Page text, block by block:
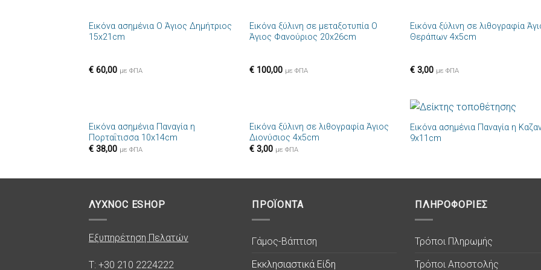
Πρόσθήκη
Εικόνα ασημένια Ο Άγιος Δημήτριος
15x21cm
€60,00 με ΦΠΑ
Πρόσθήκη
στην λίστα
Εικόνα ξύλινη σε μεταξοτυπία Ο
Άγιος Φανούριος 20x26cm
€ 100,00 με ΦΠΑ
Εικόνα ξύλινη σε λιθογραφία
Θεράπων 4x5cm
€ 3,00 με ΦΠΑ
Εικόνα ασημένια Παναγία η
Πορταΐτισσα 10x14cm
€38,00 με ΦΠΑ
Πρόσθήκη
Εικόνα ξύλινη σε λιθογραφία Άγιος
Διονύσιος 4x5cm
€ 3,00 με ΦΠΑ
Εικόνα ασημένια Παναγία η
9x11cm
ΛΥΧΝΟC ESHOP
Εξυπηρέτηση Πελατών
T: +30 210 2224222
ΠΡΟΪΟΝΤΑ
Γάμος-Βάπτιση
Εκκλησιαστικά Είδη
ΠΛΗΡΟΦΟΡΙΕΣ
Τρόποι Πληρωμής
Τρόποι Αποστολής